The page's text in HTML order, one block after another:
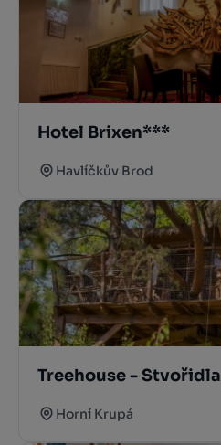
Hotel Brixen***
Havlíčkův Brod
Treehouse - Stvořidla
Horní Krupá